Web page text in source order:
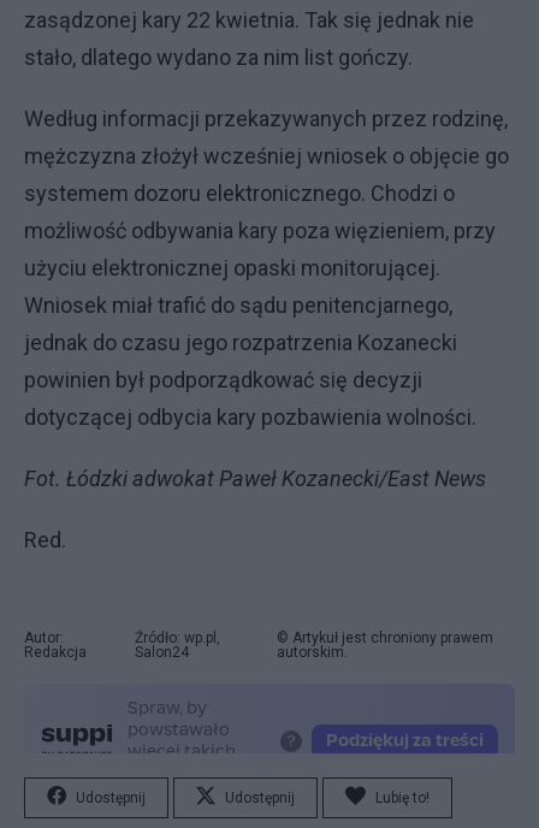
zasądzonej kary 22 kwietnia. Tak się jednak nie
stało, dlatego wydano za nim list gończy.
Według informacji przekazywanych przez rodzinę,
mężczyzna złożył wcześniej wniosek o objęcie go
systemem dozoru elektronicznego. Chodzi o
możliwość odbywania kary poza więzieniem, przy
użyciu elektronicznej opaski monitorującej.
Wniosek miał trafić do sądu penitencjarnego,
jednak do czasu jego rozpatrzenia Kozanecki
powinien był podporządkować się decyzji
dotyczącej odbycia kary pozbawienia wolności.
Fot. Łódzki adwokat Paweł Kozanecki/East News
Red.
Autor:
Redakcja
Źródło: wp.pl,
Salon24
© Artykuł jest chroniony prawem
autorskim.
Udostępnij Udostępnij Lubię to!